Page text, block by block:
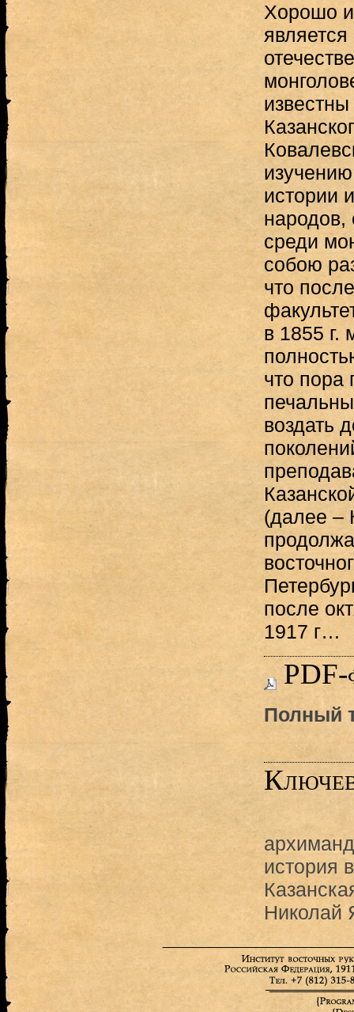
Хорошо
истории
народов,
среди
собою
что
в 1855 г.
что пора
воздать
(далее –
после
1917 г…
PDF-
Полный
история
Николай